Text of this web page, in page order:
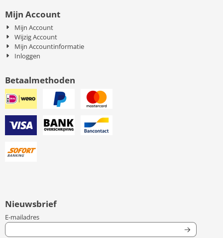
Mijn Account
Mijn Account
Wijzig Account
Mijn Accountinformatie
Inloggen
Betaalmethoden
Nieuwsbrief
E-mailadresVul je e-mailadres in voor de nieuwsbrief